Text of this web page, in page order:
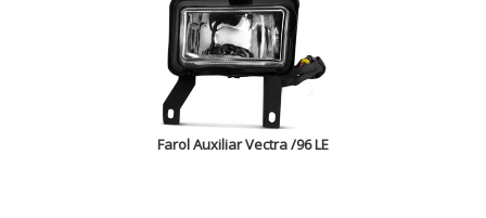
Farol Auxiliar Vectra /96 LE